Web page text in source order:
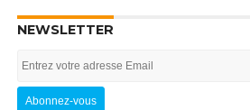
NEWSLETTER